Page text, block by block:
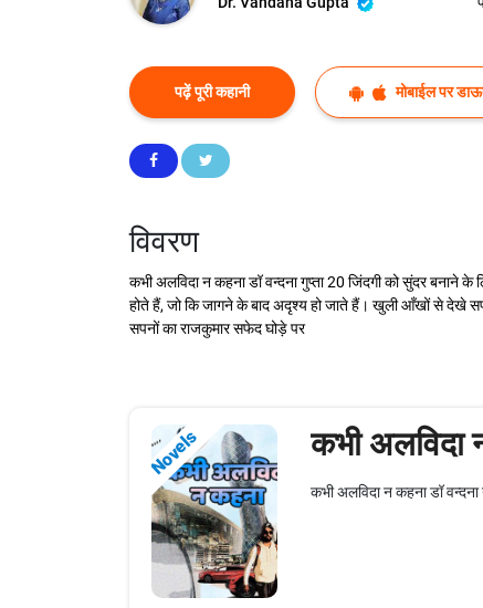
पढ़ें पूरी कहानी मोबाईल पर
विवरण
कभी अलविदा न कहना डॉ वन्दना गुप्ता 20 जिंदगी को सुंदर
होते हैं, जो कि जागने के बाद अदृश्य हो जाते हैं। खुली आँखों से देखे
सपनों का राजकुमार सफेद घोड़े पर
Novels कभी अलविदा
कभी अलविदा न कहना डॉ